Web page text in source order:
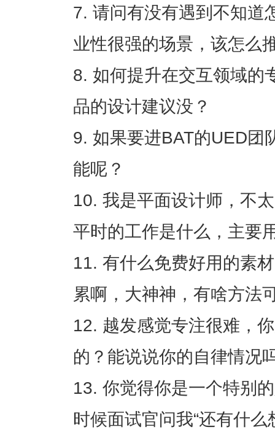
请问有没有遇到不知道
业性很强的场景，该怎么
如何提升在交互领域的
品的设计建议没？
如果要进BAT的UED团
能呢？
我是平面设计师，不
平时的工作是什么，主要
有什么免费好用的素
累啊，大神神，有啥方法
越发感觉专注很难，
的？能说说你的自律情况
你觉得你是一个特别
时候面试官问我“还有什